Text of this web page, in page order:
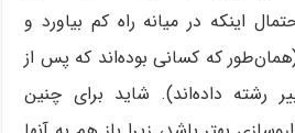
اینکه در میانه راه کم بیاورد و
که کسانی بوده‌اند که پس از
رشته داده‌اند). شاید برای چنین